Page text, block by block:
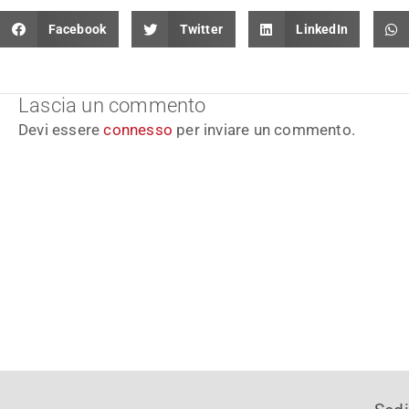
Facebook Twitter LinkedIn
Lascia un commento
Devi essereconnesso per inviare un commento.